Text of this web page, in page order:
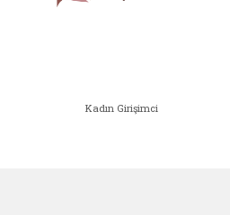
Kadın Girişimci